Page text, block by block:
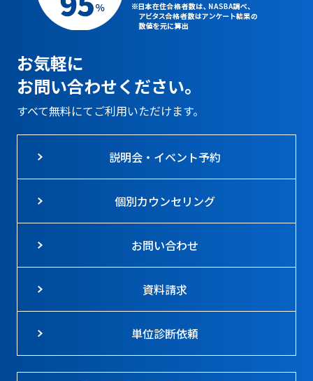
お気軽に
お問い合わせください。
すべて無料にてご利用いただけます。
説明会・イベント予約
個別カウンセリング
お問い合わせ
資料請求
単位診断依頼